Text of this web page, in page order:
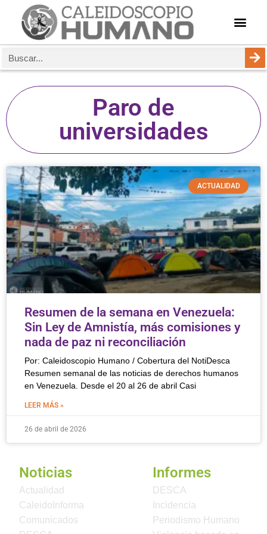
Paro de
universidades
ACTUALIDAD
Resumen de la semana en Venezuela:
Sin Ley de Amnistía, más comisiones y
nada de paz ni reconciliación
Por: Caleidoscopio Humano / Cobertura del NotiDesca
Resumen semanal de las noticias de derechos humanos
en Venezuela. Desde el 20 al 26 de abril Casi
LEER MÁS »
26 de abril de 2026
Noticias
Actualidad
CaleidoInforma
Comunicados
Informes
DESCA
Incidencia
Periodismo Humano